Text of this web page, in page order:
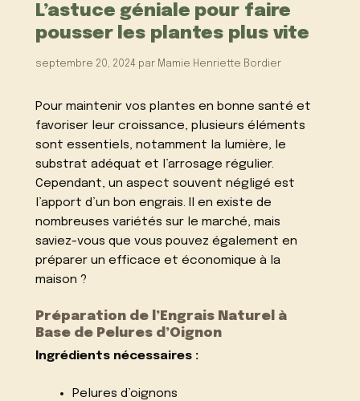
L’astuce géniale pour faire
pousser les plantes plus vite
septembre 20, 2024 par Mamie Henriette Bordier
Pour maintenir vos plantes en bonne santé et
favoriser leur croissance, plusieurs éléments
sont essentiels, notamment la lumière, le
substrat adéquat et l’arrosage régulier.
Cependant, un aspect souvent négligé est
l’apport d’un bon engrais. Il en existe de
nombreuses variétés sur le marché, mais
saviez-vous que vous pouvez également en
préparer un efficace et économique à la
maison ?
Préparation de l’Engrais Naturel à
Base de Pelures d’Oignon
Ingrédients nécessaires :
Pelures d’oignons